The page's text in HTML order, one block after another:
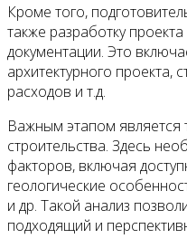
Кроме того,
также разработку
документации. Это
архитектурного проекта,
расходов и т.д.
Важным этапом является
строительства. Здесь
факторов, включая
геологические
и др. Такой анализ
подходящий и